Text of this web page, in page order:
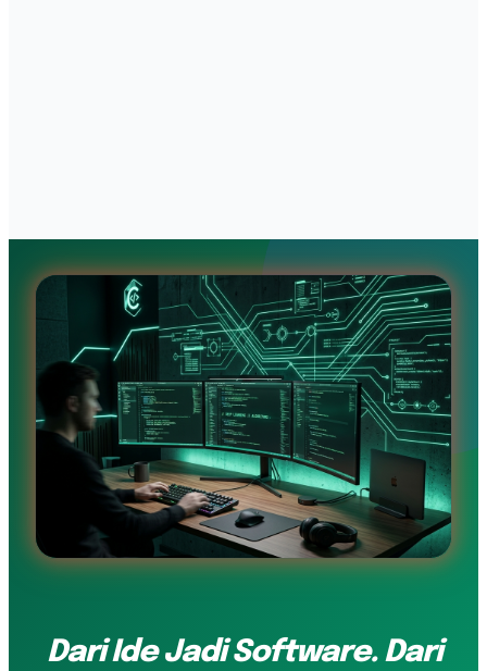
Dari Ide Jadi Software. Dari